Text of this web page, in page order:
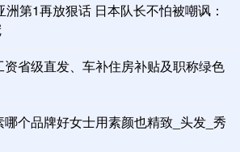
第1再放狠话 日本队长不怕被嘲讽：
省级直发、车补住房补贴及职称绿色
个品牌好女士用素颜也精致_头发_秀